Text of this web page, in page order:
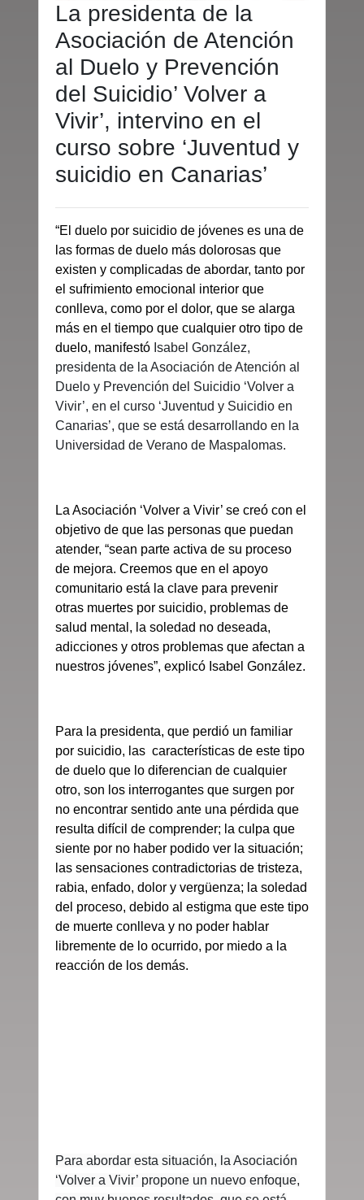
La presidenta de la
Asociación de Atención
al Duelo y Prevención
del Suicidio’ Volver a
Vivir’, intervino en el
curso sobre ‘Juventud y
suicidio en Canarias’
“El duelo por suicidio de jóvenes es una de
las formas de duelo más dolorosas que
existen y complicadas de abordar, tanto por
el sufrimiento emocional interior que
conlleva, como por el dolor, que se alarga
más en el tiempo que cualquier otro tipo de
duelo, manifestó Isabel González,
presidenta de la Asociación de Atención al
Duelo y Prevención del Suicidio ‘Volver a
Vivir’, en el curso ‘Juventud y Suicidio en
Canarias’, que se está desarrollando en la
Universidad de Verano de Maspalomas.
La Asociación ‘Volver a Vivir’ se creó con el
objetivo de que las personas que puedan
atender, “sean parte activa de su proceso
de mejora. Creemos que en el apoyo
comunitario está la clave para prevenir
otras muertes por suicidio, problemas de
salud mental, la soledad no deseada,
adicciones y otros problemas que afectan a
nuestros jóvenes”, explicó Isabel González.
Para la presidenta, que perdió un familiar
por suicidio, las características de este tipo
de duelo que lo diferencian de cualquier
otro, son los interrogantes que surgen por
no encontrar sentido ante una pérdida que
resulta difícil de comprender; la culpa que
siente por no haber podido ver la situación;
las sensaciones contradictorias de tristeza,
rabia, enfado, dolor y vergüenza; la soledad
del proceso, debido al estigma que este tipo
de muerte conlleva y no poder hablar
libremente de lo ocurrido, por miedo a la
reacción de los demás.
Para abordar esta situación, la Asociación
‘Volver a Vivir’ propone un nuevo enfoque,